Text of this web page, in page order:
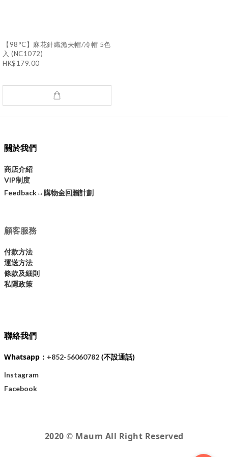
【98°C】麻花針織漁夫帽/冷帽 5色
入 (NC1072)
HK$179.00
關於我們
商店介紹
VIP制度
Feedback↔購物金回贈計劃
顧客服務
付款方法
運送方法
條款及細則
私隱政策
聯絡我們
Whatsapp： +852-56060782 (不設通話)
Instagram
Facebook
2020 © Maum All Right Reserved